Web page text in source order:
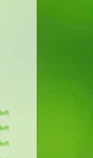
left
left
left